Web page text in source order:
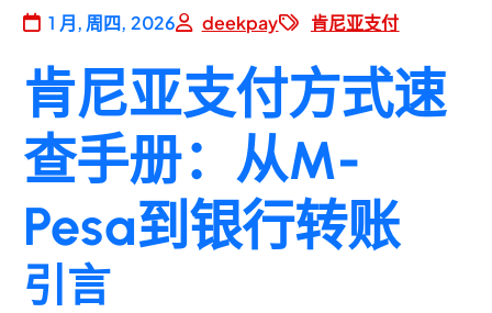
1 月, 周四, 2026 deekpay 肯尼亚支付
肯尼亚支付方式速
查手册：从M-
Pesa到银行转账
引言